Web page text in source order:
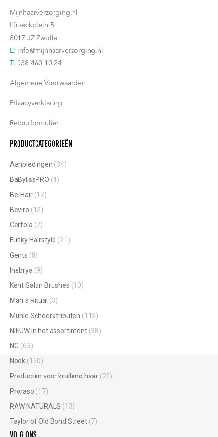
Mijnhaarverzorging.nl
Lübeckplein 5
8017 JZ Zwolle
E: info@mijnhaarverzorging.nl
T: 038 460 10 24
Algemene Voorwaarden
Privacyverklaring
Retourformulier
Productcategorieën
Aanbiedingen (34)
BaBylissPRO (4)
Be-Hair (17)
Beviro (12)
Cerfola (7)
Funky Hairstyle (21)
Gents (8)
Inebrya (9)
Kent Salon Brushes (10)
Man`s Ritual (3)
Mühle Scheeratributen (112)
NIEUW in het assortiment (38)
NO (63)
Nook (130)
Producten voor krullend haar (23)
Proraso (17)
RAW NATURALS (13)
Taylor of Old Bond Street (7)
Volg ons